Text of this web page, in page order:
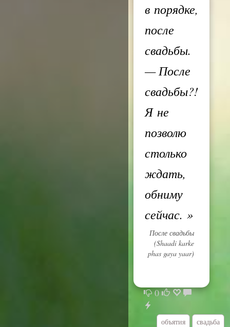
в порядке,
после
свадьбы.
— После
свадьбы?!
Я не
позволю
столько
ждать,
обниму
сейчас. »
После свадьбы
(Shaadi karke
phas gaya yaar)
0
объятия свадьба